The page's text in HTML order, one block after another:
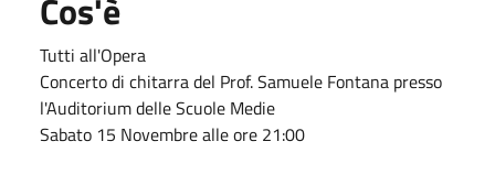
Cos'è
Tutti all'Opera
Concerto di chitarra del Prof. Samuele Fontana presso
l'Auditorium delle Scuole Medie
Sabato 15 Novembre alle ore 21:00